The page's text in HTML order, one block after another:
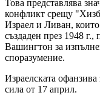
Това представлява
конфликт срещу
Израел и Ливан,
създаден през 1948
Вашингтон за
споразумение.
Израелската
сила от 17 април.